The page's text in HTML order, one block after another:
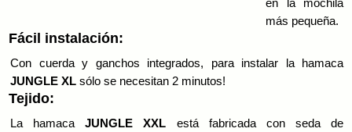
en la mochila
más pequeña.
Fácil instalación:
Con cuerda y ganchos integrados, para instalar la hamaca
JUNGLE XL sólo se necesitan 2 minutos!
Tejido:
La hamacaJUNGLEXXL
está fabricada con seda de